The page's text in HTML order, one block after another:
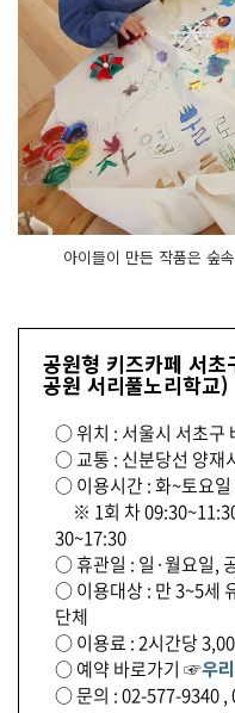
아이들이 만든 작품은 숲
공원형 키즈카페 서
공원 서리풀노리학교)
○ 위치 : 서울시 서초구
○ 교통 : 신분당선 양재
○ 이용시간 : 화~토요
※ 1회 차
30~17:30
○ 휴관일 : 일·월요일,
○ 이용대상 : 만 3~5세
단체
○ 이용료 : 2시간당
○ 예약 바로가기 ☞우
○ 문의 : 02-577-9340 ,